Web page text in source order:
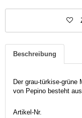
Beschreibung
Der grau-türkise-grüne
von Pepino besteht
Artikel-Nr.